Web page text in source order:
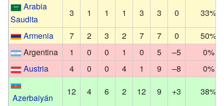
Arabia
Saudita
3 1 1 1 3 3 0
33%
Armenia
7 2 3 2 7 7 0
50%
Argentina
1 0 0 1 0 5 –5
0%
Austria
4 0 0 4 1 9 –8 0%
Azerbaiyán
12 4 6 2 12 9 +3 38%